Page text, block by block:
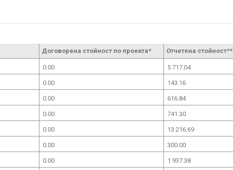
Договорена стойност по проекта* Отчетена стойност**
0.00 5 717.04
0.00 143.16
0.00 616.84
0.00 741.30
0.00 13 216.69
0.00 300.00
0.00 1 937.38